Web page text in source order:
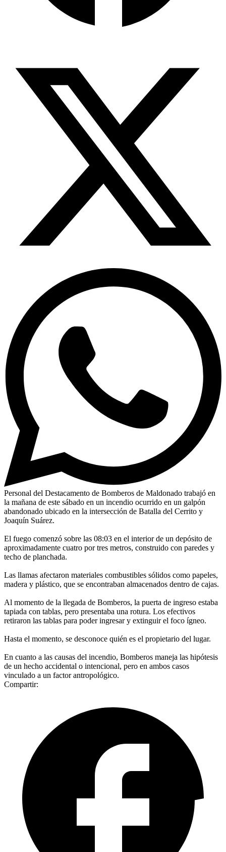
Personal del Destacamento de Bomberos de Maldonado trabajó en
la mañana de este sábado en un incendio ocurrido en un galpón
abandonado ubicado en la intersección de Batalla del Cerrito y
Joaquín Suárez.
El fuego comenzó sobre las 08:03 en el interior de un depósito de
aproximadamente cuatro por tres metros, construido con paredes y
techo de planchada.
Las llamas afectaron materiales combustibles sólidos como papeles,
madera y plástico, que se encontraban almacenados dentro de cajas.
Al momento de la llegada de Bomberos, la puerta de ingreso estaba
tapiada con tablas, pero presentaba una rotura. Los efectivos
retiraron las tablas para poder ingresar y extinguir el foco ígneo.
Hasta el momento, se desconoce quién es el propietario del lugar.
En cuanto a las causas del incendio, Bomberos maneja las hipótesis
de un hecho accidental o intencional, pero en ambos casos
vinculado a un factor antropológico.
Compartir: